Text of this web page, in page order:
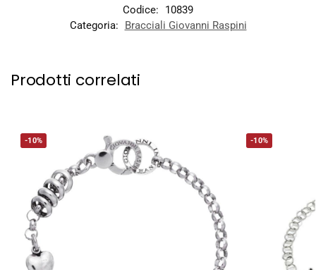
Codice:
10839
Categoria:
Bracciali Giovanni Raspini
Prodotti correlati
-10% -10%